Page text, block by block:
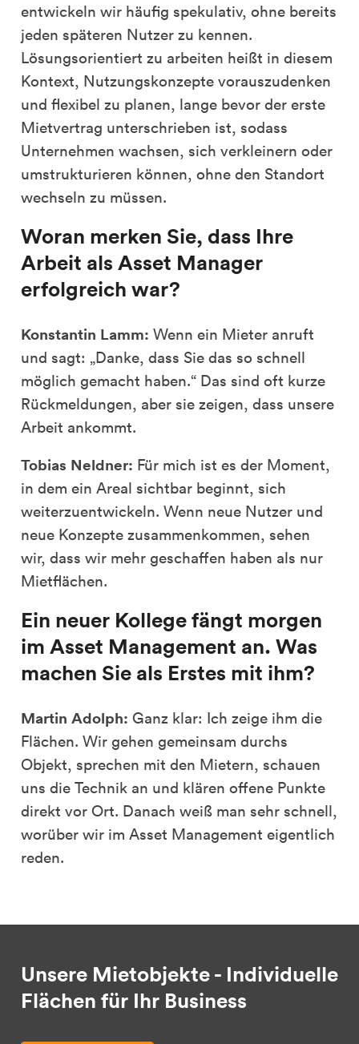
entwickeln wir häufig spekulativ, ohne bereits
jeden späteren Nutzer zu kennen.
Lösungsorientiert zu arbeiten heißt in diesem
Kontext, Nutzungskonzepte vorauszudenken
und flexibel zu planen, lange bevor der erste
Mietvertrag unterschrieben ist, sodass
Unternehmen wachsen, sich verkleinern oder
umstrukturieren können, ohne den Standort
wechseln zu müssen.
Woran merken Sie, dass Ihre
Arbeit als Asset Manager
erfolgreich war?
Konstantin Lamm: Wenn ein Mieter anruft
und sagt: „Danke, dass Sie das so schnell
möglich gemacht haben.“ Das sind oft kurze
Rückmeldungen, aber sie zeigen, dass unsere
Arbeit ankommt.
Tobias Neldner: Für mich ist es der Moment,
in dem ein Areal sichtbar beginnt, sich
weiterzuentwickeln. Wenn neue Nutzer und
neue Konzepte zusammenkommen, sehen
wir, dass wir mehr geschaffen haben als nur
Mietflächen.
Ein neuer Kollege fängt morgen
im Asset Management an. Was
machen Sie als Erstes mit ihm?
Martin Adolph: Ganz klar: Ich zeige ihm die
Flächen. Wir gehen gemeinsam durchs
Objekt, sprechen mit den Mietern, schauen
uns die Technik an und klären offene Punkte
direkt vor Ort. Danach weiß man sehr schnell,
worüber wir im Asset Management eigentlich
reden.
Unsere Mietobjekte - Individuelle
Flächen für Ihr Business